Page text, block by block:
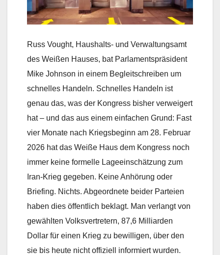
Russ Vought, Haushalts- und Verwaltungsamt
des Weißen Hauses, bat Parlamentspräsident
Mike Johnson in einem Begleitschreiben um
schnelles Handeln. Schnelles Handeln ist
genau das, was der Kongress bisher verweigert
hat – und das aus einem einfachen Grund: Fast
vier Monate nach Kriegsbeginn am 28. Februar
2026 hat das Weiße Haus dem Kongress noch
immer keine formelle Lageeinschätzung zum
Iran-Krieg gegeben. Keine Anhörung oder
Briefing. Nichts. Abgeordnete beider Parteien
haben dies öffentlich beklagt. Man verlangt von
gewählten Volksvertretern, 87,6 Milliarden
Dollar für einen Krieg zu bewilligen, über den
sie bis heute nicht offiziell informiert wurden.